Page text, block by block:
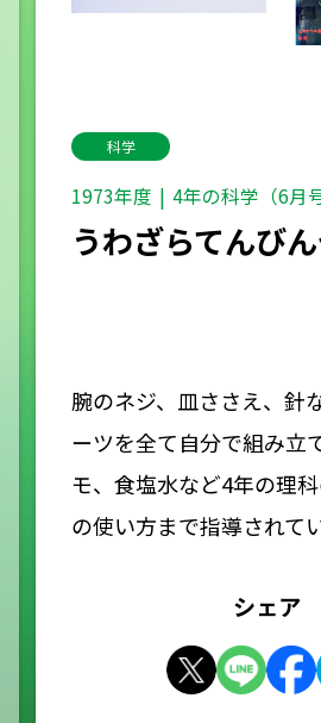
科学
1973年度 4年の科学（6月号
うわざらてんび
腕のネジ、皿ささえ、針
ーツを全て自分で組み立
モ、食塩水など4年の理
の使い方まで指導されて
シェア